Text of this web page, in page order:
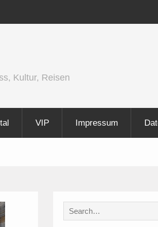
InnoTrans 2026
Elektrifizierung der
Kultur, Reisen
VIP Impressum
Search
for: